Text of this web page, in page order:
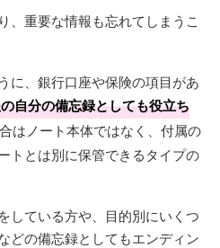
、重要な情報も忘れてしまうこ
に、銀行口座や保険の項目があ
自分の備忘録としても役立ち
はノート本体ではなく、付属の
トとは別に保管できるタイプの
している方や、目的別にいくつ
どの備忘録としてもエンディン